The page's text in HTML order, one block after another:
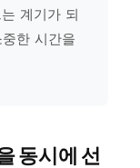
계기가 되
한 시간을
동시에 선